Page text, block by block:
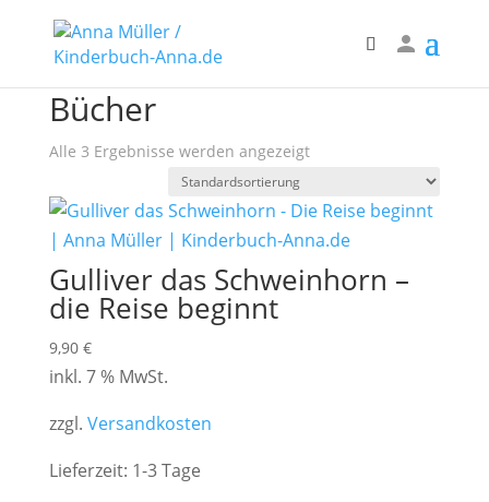
Bücher
Alle 3 Ergebnisse werden angezeigt
Gulliver das Schweinhorn –
die Reise beginnt
9,90 €
inkl. 7 % MwSt.
zzgl. Versandkosten
Lieferzeit: 1-3 Tage